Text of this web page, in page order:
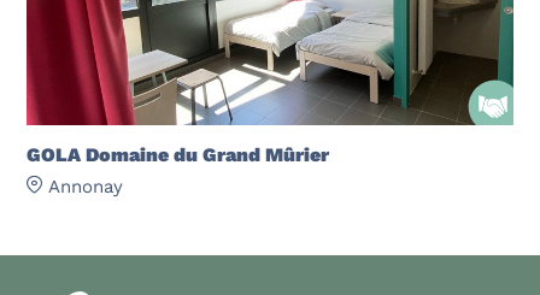
GOLA Domaine du Grand Mûrier
Annonay